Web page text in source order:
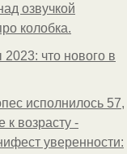
озвучкой
колобка.
что нового в
исполнилось 57,
к возрасту -
уверенности: